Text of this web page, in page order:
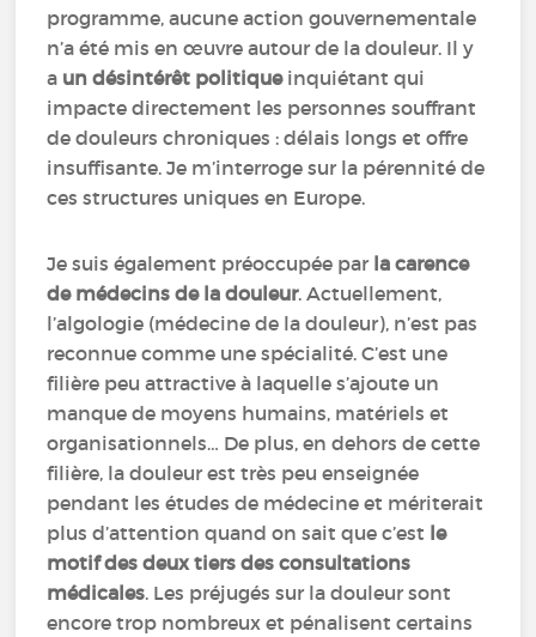
programme, aucune action gouvernementale
n’a été mis en œuvre autour de la douleur. Il y
a un désintérêt politiqueinquiétant qui
impacte directement les personnes souffrant
de douleurs chroniques : délais longs et offre
insuffisante. Je m’interroge sur la pérennité de
ces structures uniques en Europe.
Je suis également préoccupée par la carence
de médecins de la douleur. Actuellement,
l’algologie (médecine de la douleur), n’est pas
reconnue comme une spécialité. C’est une
filière peu attractive à laquelle s’ajoute un
manque de moyens humains, matériels et
organisationnels… De plus, en dehors de cette
filière, la douleur est très peu enseignée
pendant les études de médecine et mériterait
plus d’attention quand on sait que c’est le
motif des deux tiers des consultations
médicales. Les préjugés sur la douleur sont
encore trop nombreux et pénalisent certains